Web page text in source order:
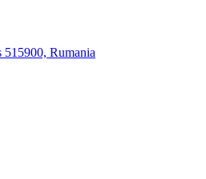
515900, Rumania